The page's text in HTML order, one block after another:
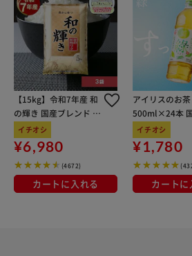
【15kg】令和7年産 和
の輝き 国産ブレンド 5
kg×3袋
イチオシ
¥6,980
(4672)
カートに入れる
アイリスのお
500ml×24本
100％使用
イチオシ
¥1,780
カートに